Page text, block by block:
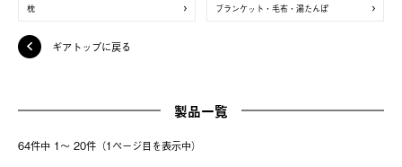
枕 ブランケット・毛布・湯たんぽ
ギアトップに戻る
製品一覧
64件中 1〜 20件（1ページ⽬を表⽰中）